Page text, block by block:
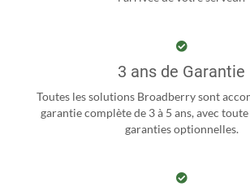
3 ans de Garantie
Toutes les solutions Broadberry sont
garantie complète de 3 à 5 ans, avec
garanties optionnelles.